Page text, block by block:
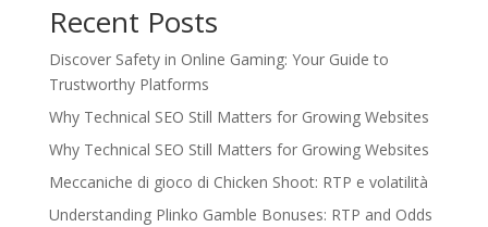
Recent Posts
Discover Safety in Online Gaming: Your Guide to
Trustworthy Platforms
Why Technical SEO Still Matters for Growing Websites
Why Technical SEO Still Matters for Growing Websites
Meccaniche di gioco di Chicken Shoot: RTP e volatilità
Understanding Plinko Gamble Bonuses: RTP and Odds